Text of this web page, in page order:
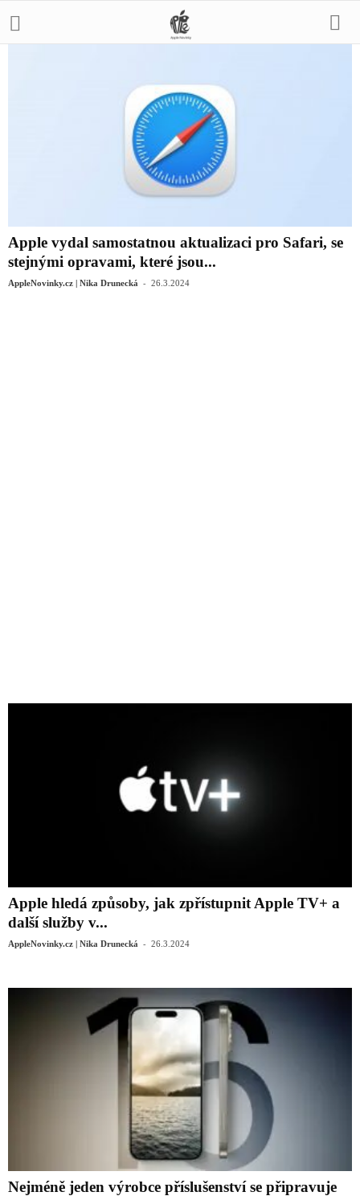
Apple vydal samostatnou aktualizaci pro Safari, se
stejnými opravami, které jsou...
AppleNovinky.cz | Nika Drunecká - 26.3.2024
Apple hledá způsoby, jak zpřístupnit Apple TV+ a
další služby v...
AppleNovinky.cz | Nika Drunecká - 26.3.2024
Nejméně jeden výrobce příslušenství se připravuje